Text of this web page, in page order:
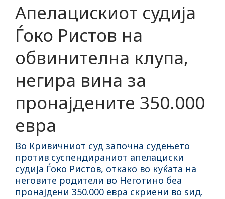
Aпелацискиот судија
Ѓоко Ристов на
обвинителна клупа,
негира вина за
пронајдените 350.000
евра
Во Кривичниот суд започна судењето
против суспендираниот апелациски
судија Ѓоко Ристов, откако во куќата на
неговите родители во Неготино беа
пронајдени 350.000 евра скриени во ѕид.